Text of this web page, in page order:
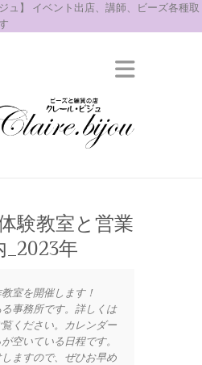
ュ】 イベント出店、講師、ビーズ各種取
験教室と営業
_2023年
室を開催します！
事務所です。詳しくは
ください。カレンダー
空いている日程です。
ますので、ぜひお早め